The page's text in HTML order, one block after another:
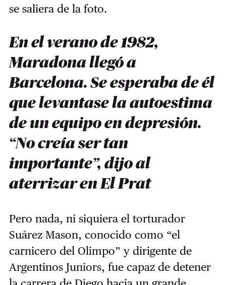
se saliera de la foto.
En el verano de 1982,
Maradona llegó a
Barcelona. Se esperaba de él
que levantase la autoestima
de un equipo en depresión.
“No creía ser tan
importante”, dijo al
aterrizar en El Prat
Pero nada, ni siquiera el torturador
Suárez Mason, conocido como “el
carnicero del Olimpo” y dirigente de
Argentinos Juniors, fue capaz de detener